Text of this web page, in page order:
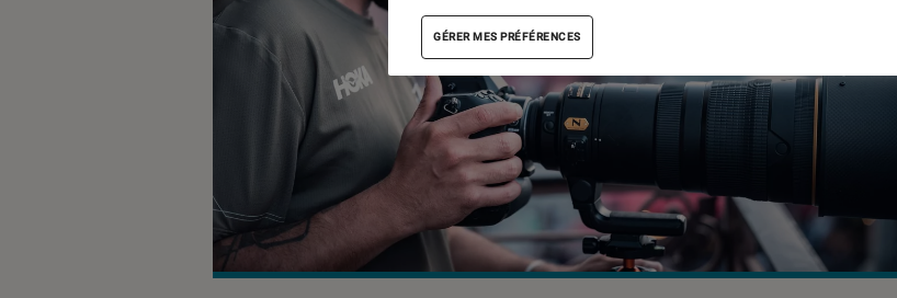
GÉRER MES PRÉFÉRENCES